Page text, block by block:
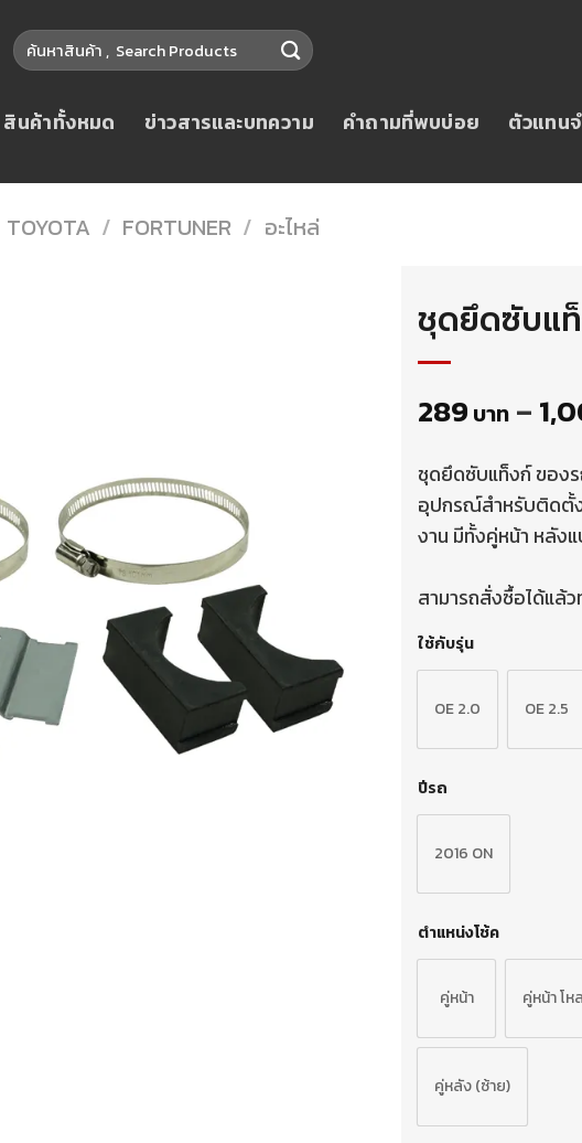
ค้นหา:
สินค้าทั้งหมด ข่าวสารและบทความ คำถามที่พบบ่อย
ตัวแทน
TOYOTA / FORTUNER / อะไหล่
ชุดยึดซับแท็
289 บาท –
ชุดยึดซับแท็งก์ ของ
อุปกรณ์สำหรับติดตั้ง
งาน มีทั้งคู่หน้า หลัง
สามารถสั่งซื้อได้แล้ว
ใช้กับรุ่น
OE 2.0 OE 2.5
ปีรถ
2016 ON
ตำแหน่งโช้ค
คู่หน้า คู่หน้า โห
คู่หลัง (ซ้าย)